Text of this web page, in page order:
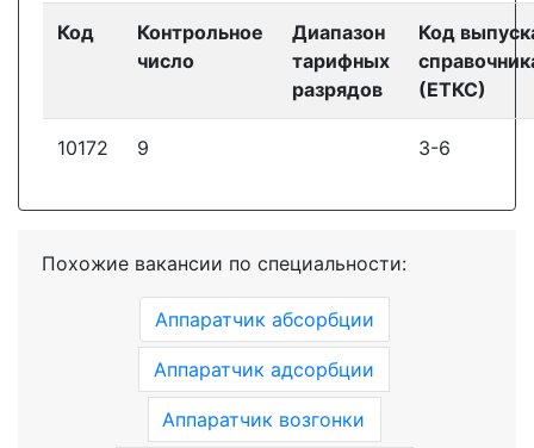
Код
Контрольное
число
Диапазон
тарифных
разрядов
Код
(ЕТКС)
10172 9 3-6
Похожие вакансии по специальности:
Аппаратчик абсорбции
Аппаратчик адсорбции
Аппаратчик возгонки